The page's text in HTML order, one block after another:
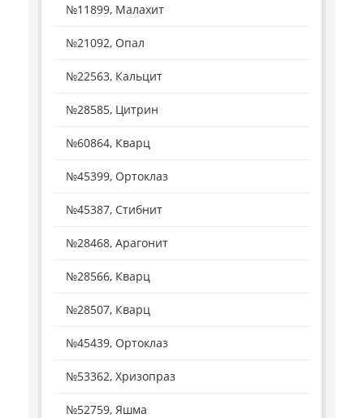
№11899, Малахит
№21092, Опал
№22563, Кальцит
№28585, Цитрин
№60864, Кварц
№45399, Ортоклаз
№45387, Стибнит
№28468, Арагонит
№28566, Кварц
№28507, Кварц
№45439, Ортоклаз
№53362, Хризопраз
№52759, Яшма